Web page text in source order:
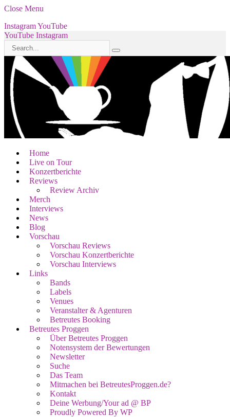
Close Menu
InstagramYouTube
YouTube Instagram
Home
Live on Tour
Konzertberichte
Reviews
Review Archiv
Merch
Interviews
News
Blog
Vorschau
Vorschau Reviews
Vorschau Konzertberichte
Vorschau Interviews
Links
Bands
Labels
Venues
Veranstalter & Agenturen
Betreutes Booking
Betreutes Proggen
Über Betreutes Proggen
Notensystem der Bewertungen
Newsletter
Suche
Das Team
Mitmachen bei BetreutesProggen.de?
Kontakt
Deine Werbung/Your ad @ BP
Proudly Powered By WP